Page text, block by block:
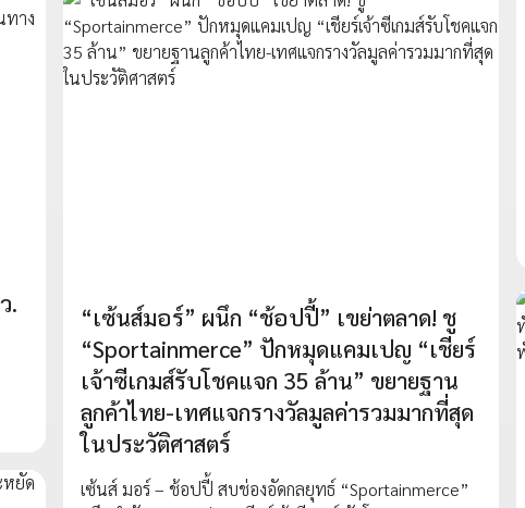
.
“เซ้นส์มอร์” ผนึก “ช้อปปี้” เขย่าตลาด! ชู
“Sportainmerce” ปักหมุดแคมเปญ “เชียร์
เจ้าซีเกมส์รับโชคแจก 35 ล้าน” ขยายฐาน
ลูกค้าไทย-เทศแจกรางวัลมูลค่ารวมมากที่สุด
ในประวัติศาสตร์
เซ้นส์ มอร์ – ช้อปปี้ สบช่องอัดกลยุทธ์ “Sportainmerce”